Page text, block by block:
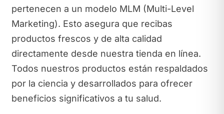
pertenecen a un modelo MLM (Multi-Level
Marketing). Esto asegura que recibas
productos frescos y de alta calidad
directamente desde nuestra tienda en línea.
Todos nuestros productos están respaldados
por la ciencia y desarrollados para ofrecer
beneficios significativos a tu salud.